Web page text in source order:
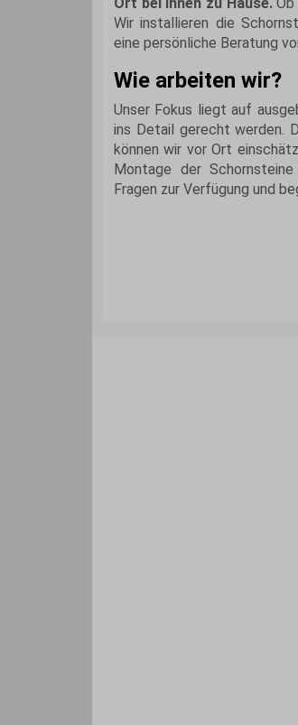
Wir installieren die
eine persönliche Beratung
Wie arbeiten wir?
Unser Fokus liegt auf
ins Detail gerecht werden.
können wir vor Ort
Montage der
Fragen zur Verfügung und